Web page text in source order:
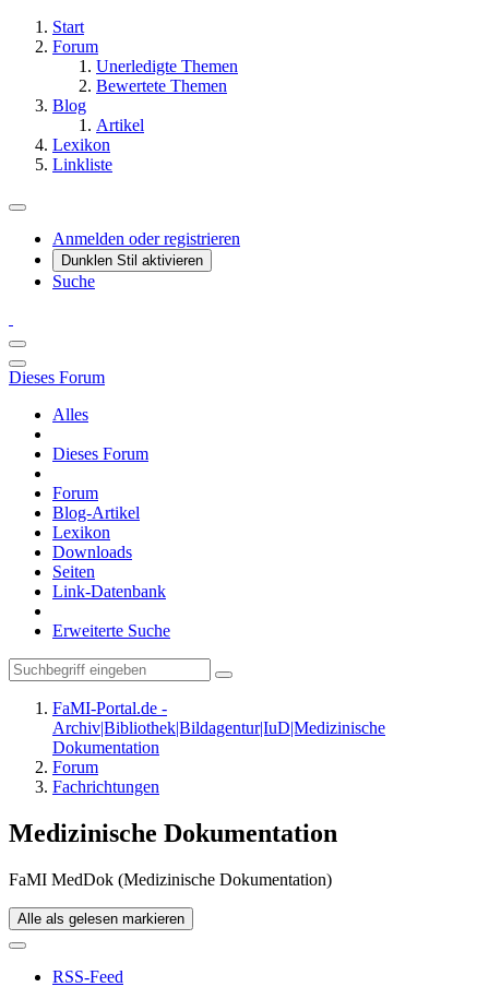
Start
Forum
Unerledigte Themen
Bewertete Themen
Blog
Artikel
Lexikon
Linkliste
Anmelden oder registrieren
Dunklen Stil aktivieren
Suche
Dieses Forum
Alles
Dieses Forum
Forum
Blog-Artikel
Lexikon
Downloads
Seiten
Link-Datenbank
Erweiterte Suche
FaMI-Portal.de -
Archiv|Bibliothek|Bildagentur|IuD|Medizinische
Dokumentation
Forum
Fachrichtungen
Medizinische Dokumentation
FaMI MedDok (Medizinische Dokumentation)
Alle als gelesen markieren
RSS-Feed